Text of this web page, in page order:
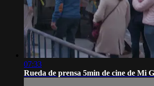
07:33
Rueda de prensa 5min de cine de Mi